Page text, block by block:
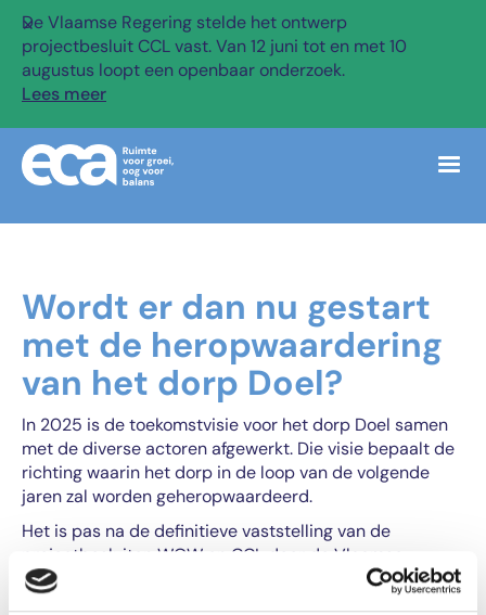
De Vlaamse Regering stelde het ontwerp
projectbesluit CCL vast. Van 12 juni tot en met 10
augustus loopt een openbaar onderzoek.
Lees meer
✕
Wordt er dan nu gestart
met de heropwaardering
van het dorp Doel?
In 2025 is de toekomstvisie voor het dorp Doel samen
met de diverse actoren afgewerkt. Die visie bepaalt de
richting waarin het dorp in de loop van de volgende
jaren zal worden geheropwaardeerd.
Het is pas na de definitieve vaststelling van de
projectbesluiten WOW en CCL door de Vlaamse
Regering, en na het verstrijken van de
bezwaartermijnen, dat een aanvang genomen wordt